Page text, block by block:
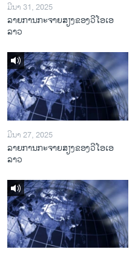
ມີນາ 31, 2025
ລາຍການກະຈາຍສຽງຂອງວີໂອເອ
ລາວ
ມີນາ 27, 2025
ລາຍການກະຈາຍສຽງຂອງວີໂອເອ
ລາວ